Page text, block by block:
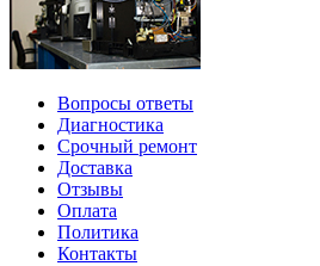
Вопросы ответы
Диагностика
Срочный ремонт
Доставка
Отзывы
Оплата
Политика
Контакты